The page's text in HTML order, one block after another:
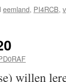
eemland, PI4RCB,
willen